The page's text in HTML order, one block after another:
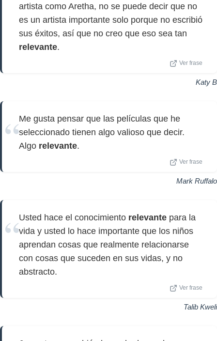
artista como Aretha, no se puede decir que no
es un artista importante solo porque no escribió
sus éxitos, así que no creo que eso sea tan
relevante.
Ver frase
Katy B
Me gusta pensar que las películas que he
seleccionado tienen algo valioso que decir.
Algo relevante.
Ver frase
Mark Ruffalo
Usted hace el conocimiento relevante para la
vida y usted lo hace importante que los niños
aprendan cosas que realmente relacionarse
con cosas que suceden en sus vidas, y no
abstracto.
Ver frase
Talib Kweli